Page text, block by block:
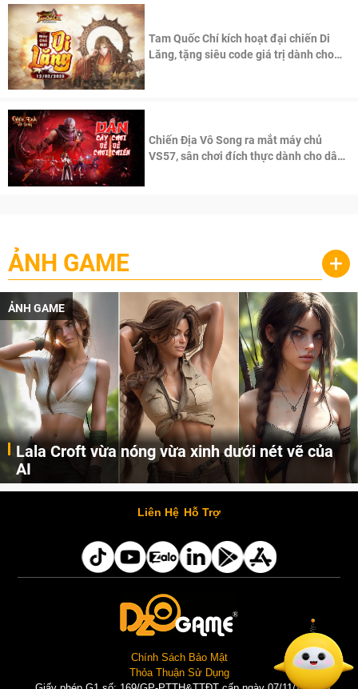
Tam Quốc Chí kích hoạt đại chiến Di
Lăng, tặng siêu code giá trị dành cho
Chiến Địa Vô Song ra mắt máy chủ
VS57, sân chơi đích thực dành cho dân
ẢNH GAME +
ẢNH GAME
Lala Croft vừa nóng vừa xinh dưới nét vẽ của
AI
Cùng đến với những hình ảnh Lala Croft của Tomb Raider dưới nét vẽ của AI. Một cô nàng xinh đẹp, nóng bỏng nhưng cũng rắn rỏi và mạnh mẽ.
Liên Hệ Hỗ Trợ
Chính Sách Bảo Mật
Thỏa Thuận Sử Dụng